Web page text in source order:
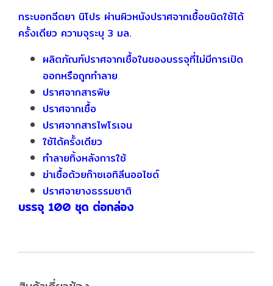
กระบอกฉีดยา นิโปร ผ่านผิวหนังปราศจากเชื้อชนิดใช้ได้
ครั้งเดียว ความจุระบุ 3 มล.
ผลิตภัณฑ์ปราศจากเชื้อในซองบรรจุที่ไม่มีการเปิด
ออกหรือถูกทำลาย
ปราศจากสารพิษ
ปราศจากเชื้อ
ปราศจากสารไพโรเจน
ใช้ได้ครั้งเดียว
ทำลายทิ้งหลังการใช้
ฆ่าเชื้อด้วยก๊าซเอทิลีนออไซด์
ปราศจายางธรรมชาติ
บรรจุ 100 ชุด ต่อกล่อง